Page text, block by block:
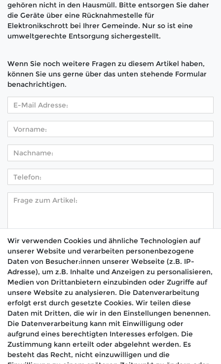
gehören nicht in den Hausmüll. Bitte entsorgen Sie daher
die Geräte über eine Rücknahmestelle für
Elektronikschrott bei Ihrer Gemeinde. Nur so ist eine
umweltgerechte Entsorgung sichergestellt.
Wenn Sie noch weitere Fragen zu diesem Artikel haben,
können Sie uns gerne über das unten stehende Formular
benachrichtigen.
Hiermit bestätige ich, dass ich dieDaten­schutz­
erklärung gelesen habe. *
Absenden
🚚 Schneller Versand
📦 Kostenloser Versand ab 75 €
Wir verwenden Cookies und ähnliche Technologien auf
unserer Website und verarbeiten personenbezogene
Daten von Besucher:innen unserer Webseite (z.B. IP-
Adresse), um z.B. Inhalte und Anzeigen zu personalisieren,
Medien von Drittanbietern einzubinden oder Zugriffe auf
unsere Website zu analysieren. Die Datenverarbeitung
erfolgt erst durch gesetzte Cookies. Wir teilen diese
Daten mit Dritten, die wir in den Einstellungen benennen.
Die Datenverarbeitung kann mit Einwilligung oder
aufgrund eines berechtigten Interesses erfolgen. Die
Zustimmung kann erteilt oder abgelehnt werden. Es
besteht das Recht, nicht einzuwilligen und die